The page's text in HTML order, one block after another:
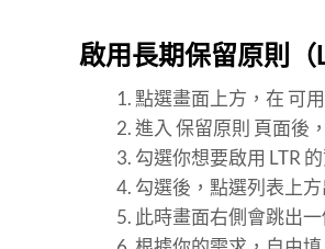
啟用長期保留原則（
點選畫面上方，在 可
進入 保留原則 頁面後
勾選你想要啟用 LTR
勾選後，點選列表上
此時畫面右側會跳出